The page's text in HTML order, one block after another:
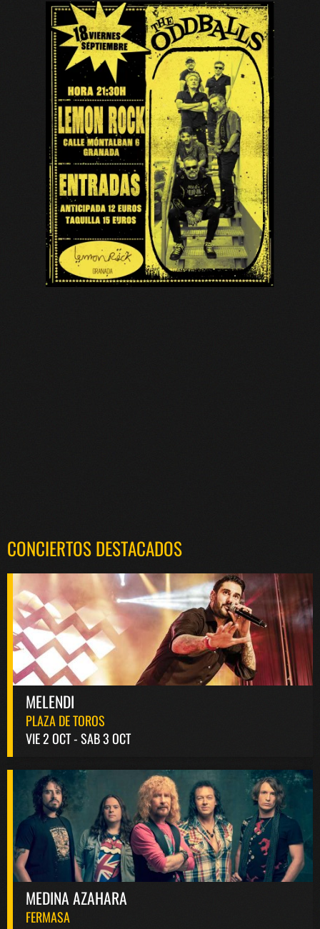
CONCIERTOS DESTACADOS
MELENDI
PLAZA DE TOROS
VIE 2 OCT - SAB 3 OCT
MEDINA AZAHARA
FERMASA